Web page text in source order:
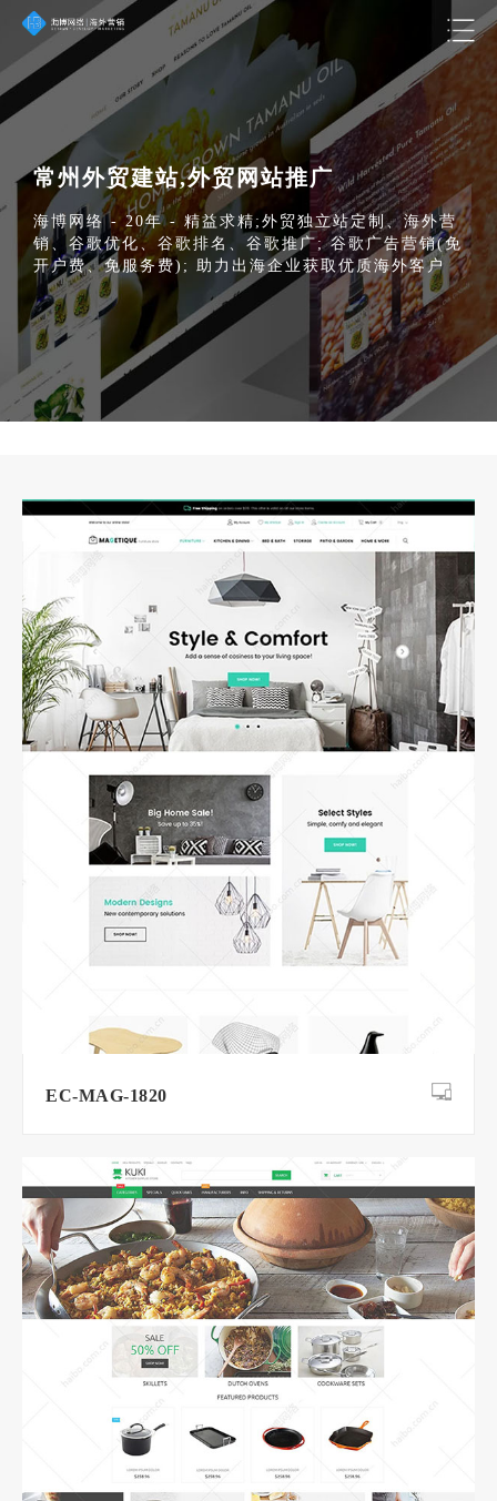
常州外贸建站,外贸网站推广
海博网络 - 20年 - 精益求精;外贸独立站定制、海外营
销、谷歌优化、谷歌排名、谷歌推广; 谷歌广告营销(免
开户费、免服务费); 助力出海企业获取优质海外客户
EC-MAG-1820